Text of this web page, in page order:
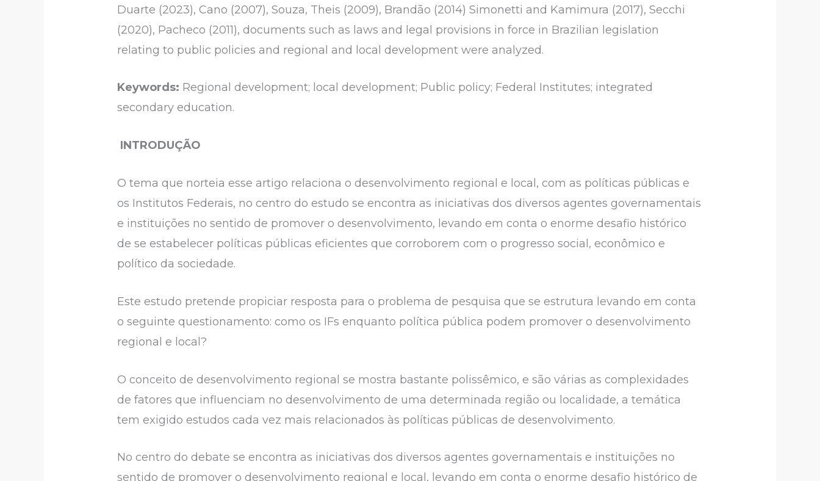
Duarte (2023), Cano (2007), Souza, Theis (2009), Brandão (2014) Simonetti and Kamimura (2017), Secchi
(2020), Pacheco (2011), documents such as laws and legal provisions in force in Brazilian legislation
relating to public policies and regional and local development were analyzed.
Keywords: Regional development; local development; Public policy; Federal Institutes; integrated
secondary education.
INTRODUÇÃO
O tema que norteia esse artigo relaciona o desenvolvimento regional e local, com as políticas públicas e
os Institutos Federais, no centro do estudo se encontra as iniciativas dos diversos agentes governamentais
e instituições no sentido de promover o desenvolvimento, levando em conta o enorme desafio histórico
de se estabelecer políticas públicas eficientes que corroborem com o progresso social, econômico e
político da sociedade.
Este estudo pretende propiciar resposta para o problema de pesquisa que se estrutura levando em conta
o seguinte questionamento: como os IFs enquanto política pública podem promover o desenvolvimento
regional e local?
O conceito de desenvolvimento regional se mostra bastante polissêmico, e são várias as complexidades
de fatores que influenciam no desenvolvimento de uma determinada região ou localidade, a temática
tem exigido estudos cada vez mais relacionados às políticas públicas de desenvolvimento.
No centro do debate se encontra as iniciativas dos diversos agentes governamentais e instituições no
sentido de promover o desenvolvimento regional e local, levando em conta o enorme desafio histórico de